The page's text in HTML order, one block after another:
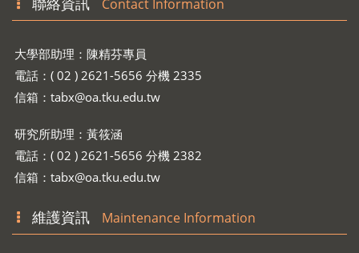
Contact Information
大學部助理：陳精芬專員
電話：( 02 ) 2621-5656 分機 2335
信箱： tabx@oa.tku.edu.tw
研究所助理：黃筱涵
電話：( 02 ) 2621-5656 分機 2382
信箱： tabx@oa.tku.edu.tw
維護資訊 Maintenance Information